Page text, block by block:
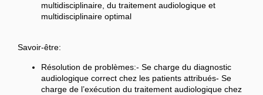
multidisciplinaire, du traitement audiologique et
multidisciplinaire optimal
Savoir-être:
Résolution de problèmes:- Se charge du diagnostic
audiologique correct chez les patients attribués- Se
charge de l’exécution du traitement audiologique chez